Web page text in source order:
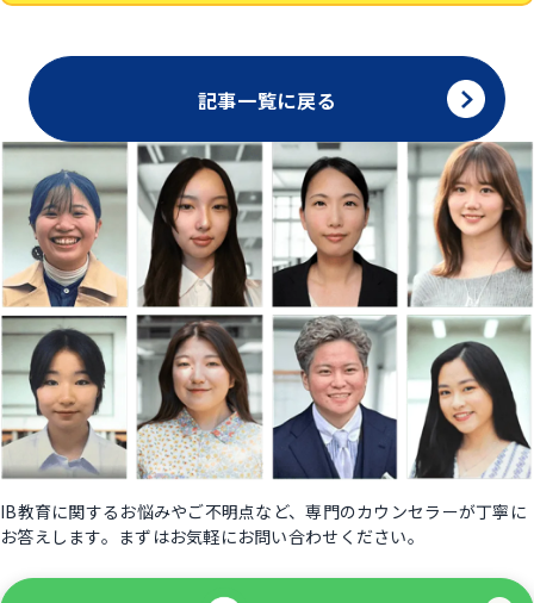
記事一覧に戻る
IB教育に関するお悩みやご不明点など、専門のカウンセラーが丁寧に
お答えします。まずはお気軽にお問い合わせください。